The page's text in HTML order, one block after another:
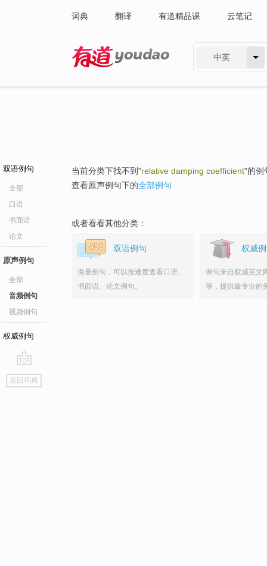
词典 翻译 有道精品课 云笔记
中英
双语例句
全部
口语
书面语
论文
原声例句
全部
音频例句
视频例句
权威例句
go
top
返回词典
当前分类下找不到"relative damping coefficient"的例
查看原声例句下的全部例句
或者看看其他分类：
双语例句
海量例句，可以按难度查看口语、
书面语、论文例句。
权威
例句来自权威英文
等，提供最专业的